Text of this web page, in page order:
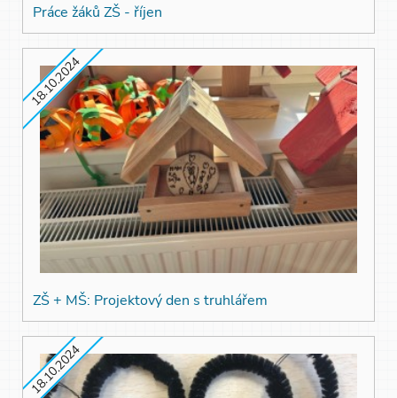
Práce žáků ZŠ - říjen
18.10.2024
ZŠ + MŠ: Projektový den s truhlářem
18.10.2024